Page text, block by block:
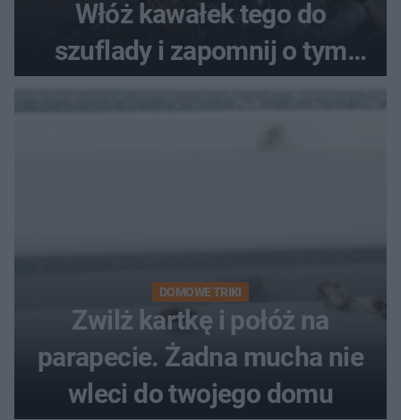
Włóż kawałek tego do
szuflady i zapomnij o tym
DOMOWE TRIKI
Zwilż kartkę i połóż na
parapecie. Żadna mucha nie
wleci do twojego domu